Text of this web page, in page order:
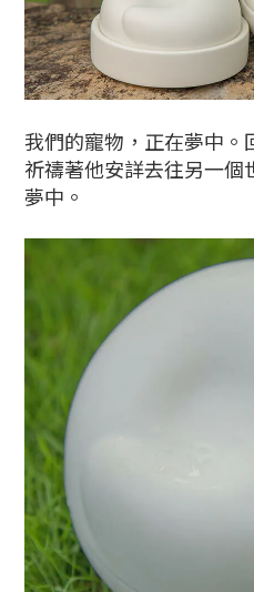
我們的寵物，正在夢中。
祈禱著他安詳去往另一
夢中。